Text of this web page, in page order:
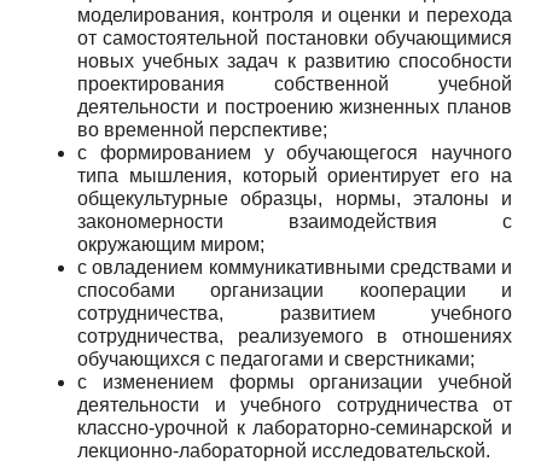
моделирования, контроля и оценки и перехода
от самостоятельной постановки обучающимися
новых учебных задач к развитию способности
проектирования собственной учебной
деятельности и построению жизненных планов
во временной перспективе;
с формированием у обучающегося научного
типа мышления, который ориентирует его на
общекультурные образцы, нормы, эталоны и
закономерности взаимодействия с
окружающим миром;
с овладением коммуникативными средствами и
способами организации кооперации и
сотрудничества, развитием учебного
сотрудничества, реализуемого в отношениях
обучающихся с педагогами и сверстниками;
с изменением формы организации учебной
деятельности и учебного сотрудничества от
классно-урочной к лабораторно-семинарской и
лекционно-лабораторной исследовательской.